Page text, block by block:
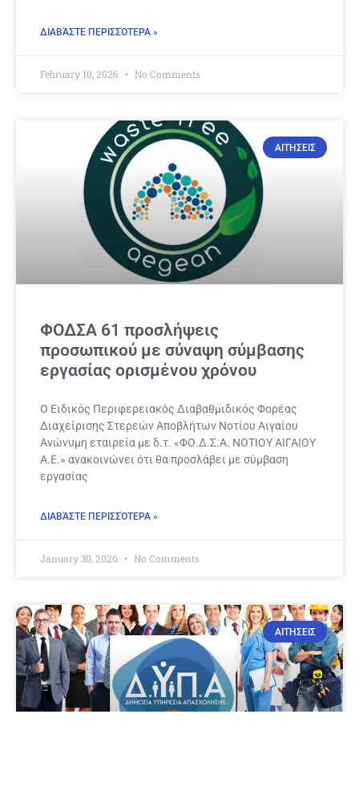
ΔΙΑΒΆΣΤΕ ΠΕΡΙΣΣΌΤΕΡΑ »
February 10, 2026 No Comments
ΑΙΤΗΣΕΙΣ
ΦΟΔΣΑ 61 προσλήψεις
προσωπικού με σύναψη σύμβασης
εργασίας ορισμένου χρόνου
Ο Ειδικός Περιφερειακός Διαβαθμιδικός Φορέας
Διαχείρισης Στερεών Αποβλήτων Νοτίου Αιγαίου
Ανώνυμη εταιρεία με δ.τ. «ΦΟ.Δ.Σ.Α. ΝΟΤΙΟΥ ΑΙΓΑΙΟΥ
Α.Ε.» ανακοινώνει ότι θα προσλάβει με σύμβαση
εργασίας
ΔΙΑΒΆΣΤΕ ΠΕΡΙΣΣΌΤΕΡΑ »
January 30, 2026 No Comments
ΑΙΤΗΣΕΙΣ